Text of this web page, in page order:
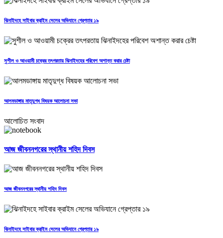
ঝিনাইদহে সাইবার ক্রাইম সেলের অভিযানে গ্রেপ্তার ১৯
সুশীল ও আওয়ামী চক্রের তৎপরতায় ঝিনাইদহের পরিবেশ অশান্ত করার চেষ্টা
আলমডাঙ্গায় মাতৃদুগ্ধ বিষয়ক আলোচনা সভা
আলোচিত সংবাদ
আজ জীবননগরের স্থানীয় শহিদ দিবস
আজ জীবননগরের স্থানীয় শহিদ দিবস
ঝিনাইদহে সাইবার ক্রাইম সেলের অভিযানে গ্রেপ্তার ১৯